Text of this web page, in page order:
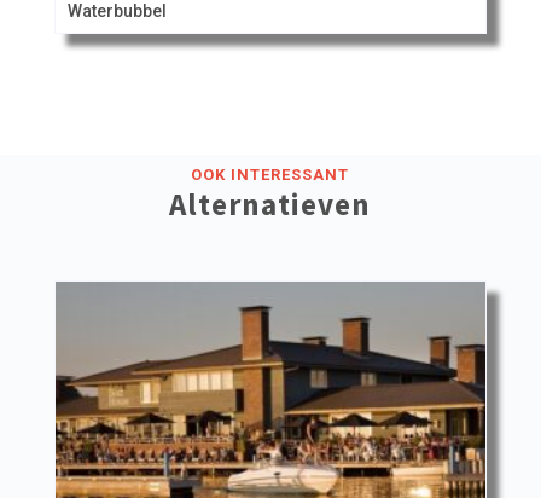
Waterbubbel
OOK INTERESSANT
Alternatieven